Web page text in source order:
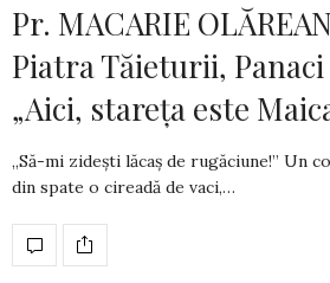
Pr. MACARIE
Piatra Tăieturii, Panaci
„Aici, stareța este
„Să-mi zidești lăcaș de rugăciune!” Un
din spate o cireadă de vaci,…